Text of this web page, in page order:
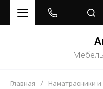
Главная / Наматрасники